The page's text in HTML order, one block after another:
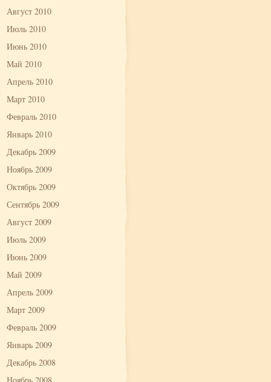
Август 2010
Июль 2010
Июнь 2010
Май 2010
Апрель 2010
Март 2010
Февраль 2010
Январь 2010
Декабрь 2009
Ноябрь 2009
Октябрь 2009
Сентябрь 2009
Август 2009
Июль 2009
Июнь 2009
Май 2009
Апрель 2009
Март 2009
Февраль 2009
Январь 2009
Декабрь 2008